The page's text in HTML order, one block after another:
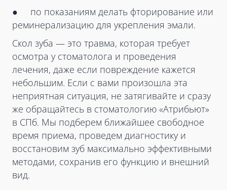
● по показаниям делать фторирование или
реминерализацию для укрепления эмали.
Скол зуба — это травма, которая требует
осмотра у стоматолога и проведения
лечения, даже если повреждение кажется
небольшим. Если с вами произошла эта
неприятная ситуация, не затягивайте и сразу
же обращайтесь в стоматологию «Атрибьют»
в СПб. Мы подберем ближайшее свободное
время приема, проведем диагностику и
восстановим зуб максимально эффективными
методами, сохранив его функцию и внешний
вид.